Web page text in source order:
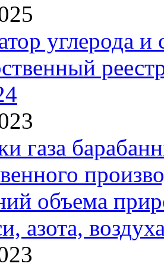
углерода
газа
объема
азота,